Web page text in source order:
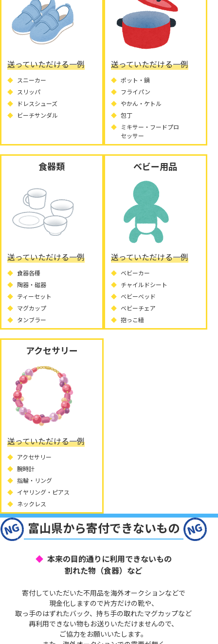
送っていただける一例
スニーカー
スリッパ
ドレスシューズ
ビーチサンダル
送っていただける一例
ポット・鍋
フライパン
やかん・ケトル
包丁
ミキサー・フードプロ
セッサー
食器類
送っていただける一例
食器各種
陶器・磁器
ティーセット
マグカップ
タンブラー
ベビー用品
送っていただける一例
ベビーカー
チャイルドシート
ベビーベッド
ベビーチェア
抱っこ紐
アクセサリー
送っていただける一例
アクセサリー
腕時計
指輪・リング
イヤリング・ピアス
ネックレス
富山県から寄付できないもの
本来の目的通りに利用できないもの
割れた物（食器）など
寄付していただいた不用品を海外オークションなどで
現金化しますので片方だけの靴や、
取っ手のはずれたバック、持ち手の取れたマグカップなど
再利用できない物もお送りいただけませんので、
ご協力をお願いいたします。